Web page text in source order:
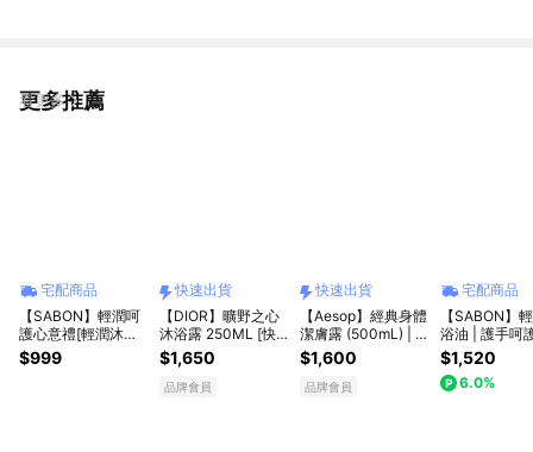
更多推薦
看更多
宅配商品
【SABON】輕潤呵
護心意禮[輕潤沐浴
油100ml+絲綢身體
乳液50ml+護手霜
$999
快速出貨
【DIOR】曠野之心
沐浴露 250ML [快
速出貨]
$1,650
品牌會員
快速出貨
【Aesop】經典身體
潔膚露 (500mL) | 收
禮者自選香氣｜快速
出貨
$1,600
品牌會員
宅配商品
【SABON】
浴油 | 護手呵
[輕潤沐浴油
500ml+護手
10ml] 限定贈
$1,520
6.0%